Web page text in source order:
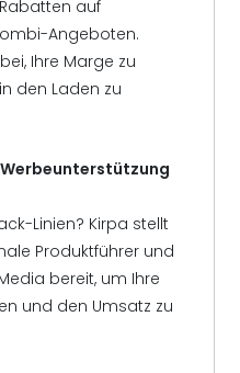
auf
Angeboten.
Ihre Marge zu
den Laden zu
Linien? Kirpa stellt
Produktführer und
bereit, um Ihre
und den Umsatz zu